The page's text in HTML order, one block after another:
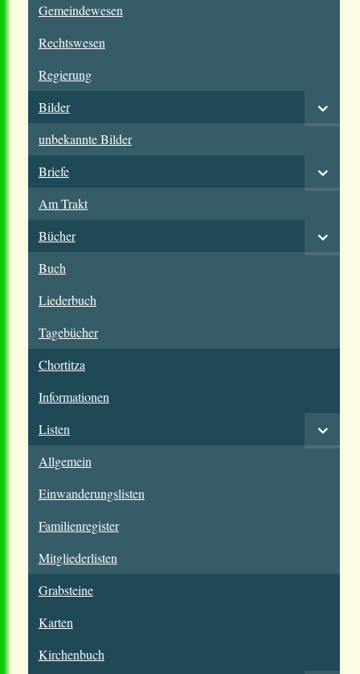
Gemeindewesen
Rechtswesen
Regierung
Bilder
unbekannte Bilder
Briefe
Am Trakt
Bücher
Buch
Liederbuch
Tagebücher
Chortitza
Informationen
Listen
Allgemein
Einwanderungslisten
Familienregister
Mitgliederlisten
Grabsteine
Karten
Kirchenbuch